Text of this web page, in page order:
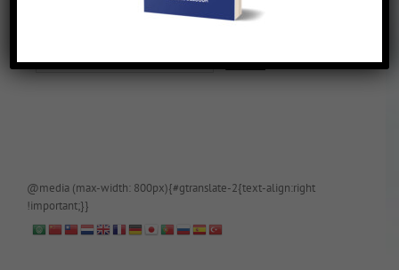
@media (max-width: 800px){#gtranslate-2{text-align:right
!important;}}